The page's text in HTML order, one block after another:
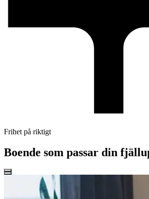
Frihet på riktigt
Boende som passar din